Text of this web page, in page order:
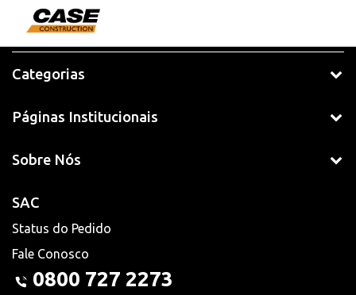
Categorias
Páginas Institucionais
Sobre Nós
SAC
Status do Pedido
Fale Conosco
0800 727 2273